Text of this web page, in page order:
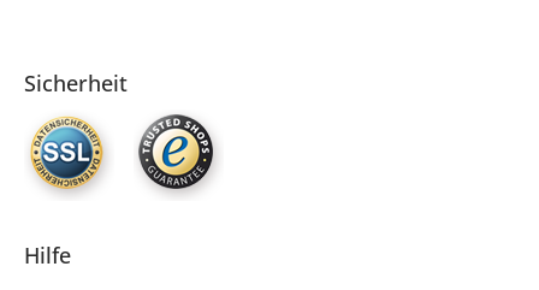
Sicherheit
Hilfe